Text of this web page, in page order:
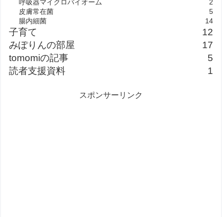
呼吸器マイクロバイオーム
2
皮膚常在菌
5
腸内細菌
14
子育て
12
みぽりんの部屋
17
tomomiの記事
5
読者支援資料
1
スポンサーリンク